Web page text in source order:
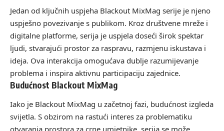
Jedan od ključnih uspjeha Blackout MixMag serije je njeno
uspješno povezivanje s publikom. Kroz društvene mreže i
digitalne platforme, serija je uspjela doseći širok spektar
ljudi, stvarajući prostor za raspravu, razmjenu iskustava i
ideja. Ova interakcija omogućava dublje razumijevanje
problema i inspira aktivnu participaciju zajednice.
Budućnost Blackout MixMag
Iako je Blackout MixMag u začetnoj fazi, budućnost izgleda
svijetla. S obzirom na rastući interes za problematiku
otvaranja prostora za crne umjetnike, serija se može